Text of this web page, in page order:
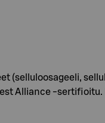
(selluloosageeli,
Alliance -sertifioitu.